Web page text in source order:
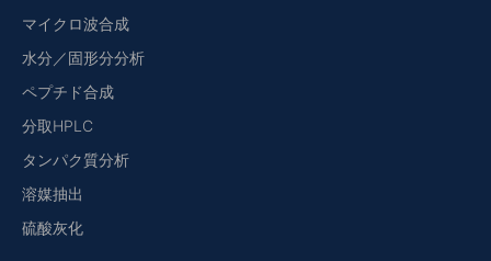
マイクロ波合成
水分／固形分分析
ペプチド合成
分取HPLC
タンパク質分析
溶媒抽出
硫酸灰化